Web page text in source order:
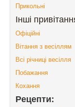
Прикольні
Інші
Офіційні
Вітання з весіллям
Всі річниці весілля
Побажання
Кохання
Рецепти: